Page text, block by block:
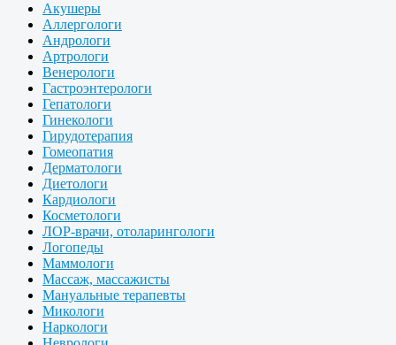
Акушеры
Аллергологи
Андрологи
Артрологи
Венерологи
Гастроэнтерологи
Гепатологи
Гинекологи
Гирудотерапия
Гомеопатия
Дерматологи
Диетологи
Кардиологи
Косметологи
ЛОР-врачи, отоларингологи
Логопеды
Маммологи
Массаж, массажисты
Мануальные терапевты
Микологи
Наркологи